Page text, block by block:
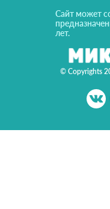
© Copyrights
Сайт может
лет.